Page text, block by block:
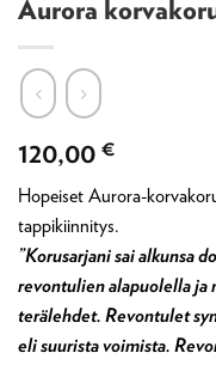
Aurora
120,00 €
Hopeiset Aurora-
tappikiinnitys.
”Korusarjani sai alkunsa
revontulien alapuolella ja
terälehdet. Revontulet
eli suurista voimista.